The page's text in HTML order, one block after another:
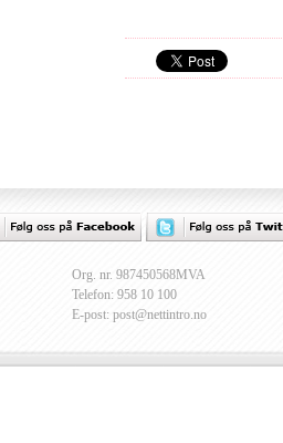
Org. nr. 987450568MVA
Telefon: 958 10 100
E-post: post@nettintro.no